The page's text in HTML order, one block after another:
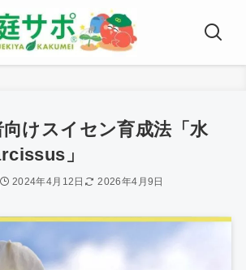
向けスイセン育成法「水
」
2024年4月12日 2026年4月9日